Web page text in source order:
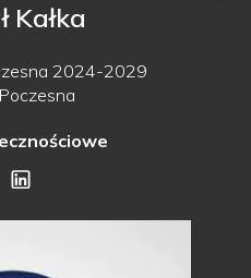
Kałka
2024-2029